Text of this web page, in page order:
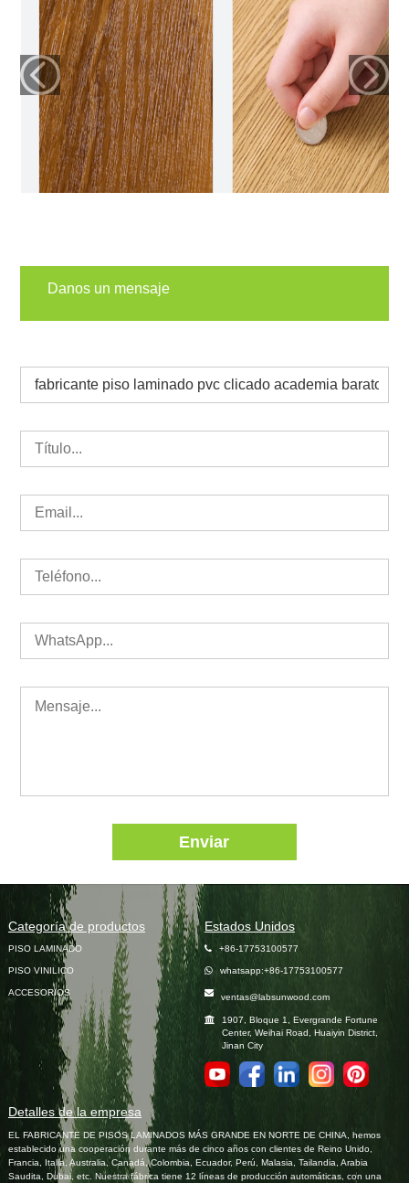
Danos un mensaje
Enviar
Categoría de productos
PISO LAMINADO
PISO VINILICO
ACCESORIOS
Estados Unidos
+86-17753100577
whatsapp:+86-17753100577
ventas@labsunwood.com
1907, Bloque 1, Evergrande Fortune
Center, Weihai Road, Huaiyin District,
Jinan City
Detalles de la empresa
EL FABRICANTE DE PISOS LAMINADOS MÁS GRANDE EN NORTE DE CHINA, hemos
establecido una cooperación durante más de cinco años con clientes de Reino Unido,
Francia, Italia, Australia, Canadá, Colombia, Ecuador, Perú, Malasia, Tailandia, Arabia
Saudita, Dubai, etc. Nuestra fábrica tiene 12 líneas de producción automáticas, con una